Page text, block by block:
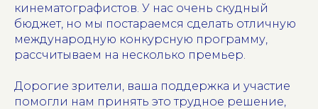
кинематографистов. У нас очень скудный
бюджет, но мы постараемся сделать отличную
международную конкурсную программу,
рассчитываем на несколько премьер.
Дорогие зрители, ваша поддержка и участие
помогли нам принять это трудное решение,